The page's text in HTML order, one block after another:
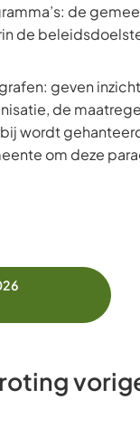
de
de
geven
de
wordt
om deze